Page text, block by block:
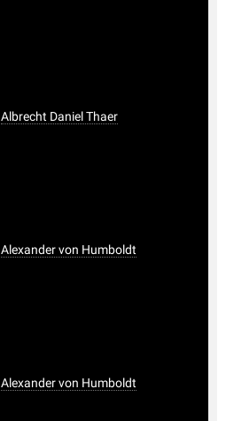
Albrecht Daniel Thaer
Alexander von Humboldt
Alexander von Humboldt